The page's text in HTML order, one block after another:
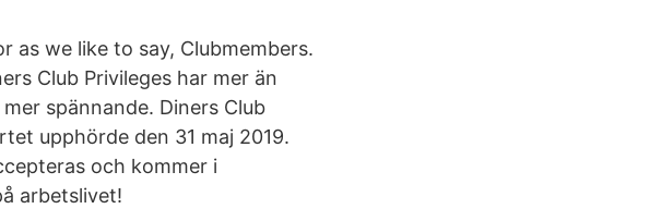
as we like to say, Clubmembers.
Club Privileges har mer än
spännande. Diners Club
upphörde den 31 maj 2019.
och kommer i
arbetslivet!